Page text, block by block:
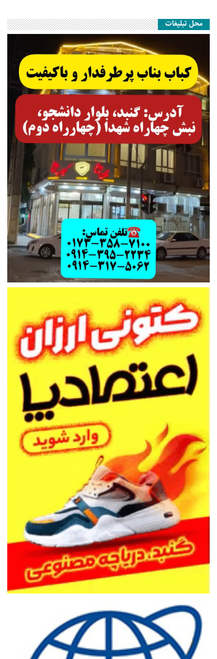
محل تبلیغات